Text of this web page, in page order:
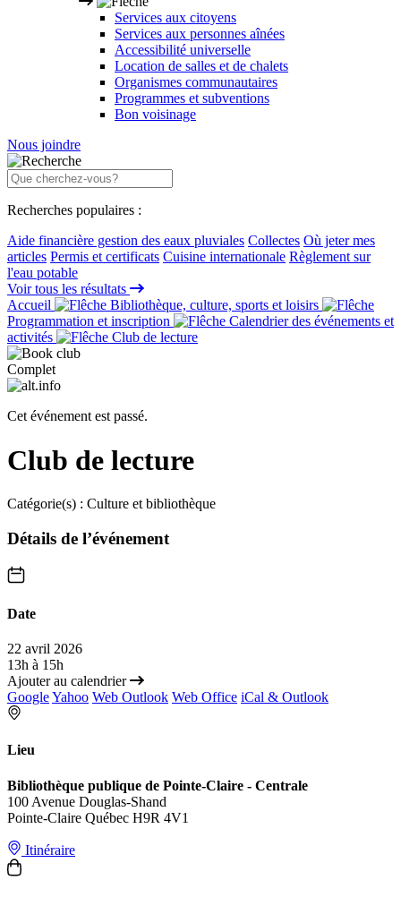
Services aux citoyens
Services aux personnes aînées
Accessibilité universelle
Location de salles et de chalets
Organismes communautaires
Programmes et subventions
Bon voisinage
Nous joindre
Recherches populaires :
Aide financière gestion des eaux pluviales Collectes Où jeter mes
articles Permis et certificats Cuisine internationale Règlement sur
l'eau potable
Voir tous les résultats
Accueil
Bibliothèque, culture, sports et loisirs
Programmation et inscription
Calendrier des événements et
activités
Club de lecture
Complet
Cet événement est passé.
Club de lecture
Catégorie(s) : Culture et bibliothèque
Détails de l’événement
Date
22 avril 2026
13h à 15h
Ajouter au calendrier
GoogleYahoo Web Outlook Web Office iCal & Outlook
Lieu
Bibliothèque publique de Pointe-Claire - Centrale
100 Avenue Douglas-Shand
Pointe-Claire Québec H9R 4V1
Itinéraire